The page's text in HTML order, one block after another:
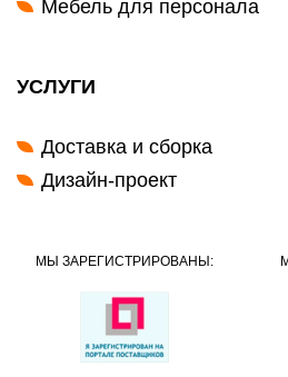
Мебель для персонала
УСЛУГИ
Доставка и сборка
Дизайн-проект
МЫ ЗАРЕГИСТРИРОВАНЫ: